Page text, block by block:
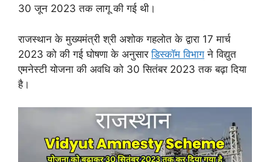
30 जून 2023 तक लागू की गई थी।
राजस्थान के मुख्यमंत्री श्री अशोक गहलोत के द्वारा 17 मार्च
2023 को की गई घोषणा के अनुसारडिस्कॉम विभाग ने विद्युत
एमनेस्टी योजना की अवधि को 30 सितंबर 2023 तक बढ़ा दिया
है।